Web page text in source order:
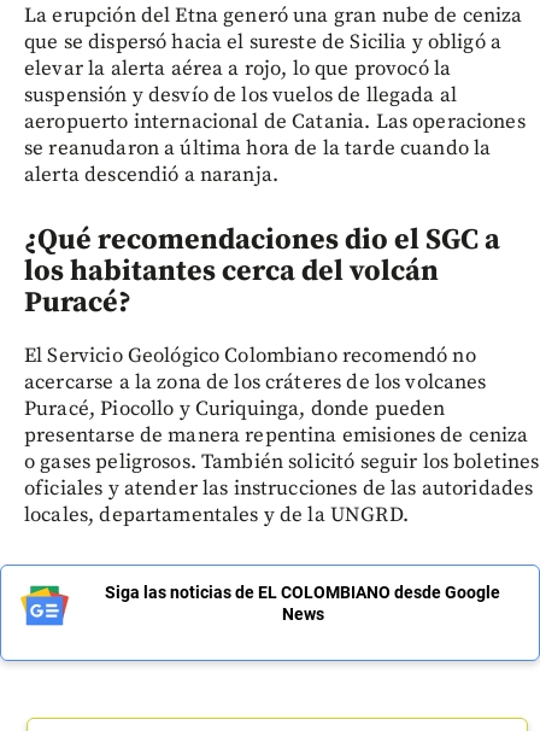
La erupción del Etna generó una gran nube de ceniza
que se dispersó hacia el sureste de Sicilia y obligó a
elevar la alerta aérea a rojo, lo que provocó la
suspensión y desvío de los vuelos de llegada al
aeropuerto internacional de Catania. Las operaciones
se reanudaron a última hora de la tarde cuando la
alerta descendió a naranja.
¿Qué recomendaciones dio el SGC a
los habitantes cerca del volcán
Puracé?
El Servicio Geológico Colombiano recomendó no
acercarse a la zona de los cráteres de los volcanes
Puracé, Piocollo y Curiquinga, donde pueden
presentarse de manera repentina emisiones de ceniza
o gases peligrosos. También solicitó seguir los boletines
oficiales y atender las instrucciones de las autoridades
locales, departamentales y de la UNGRD.
Siga las noticias de EL COLOMBIANO desde Google
News